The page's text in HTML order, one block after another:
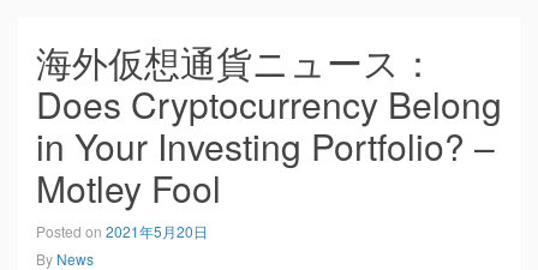
海外仮想通貨ニュース：
Does Cryptocurrency Belong
in Your Investing Portfolio? –
Motley Fool
Posted on 2021年5月20日
By News